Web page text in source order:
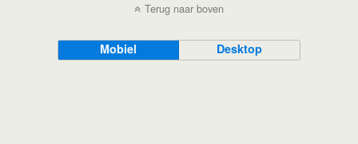
Terug naar boven
Mobiel Desktop